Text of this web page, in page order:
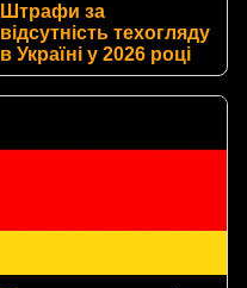
Штрафи за
відсутність техогляду
в Україні у 2026 році